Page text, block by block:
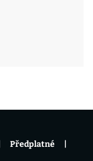
Předplatné